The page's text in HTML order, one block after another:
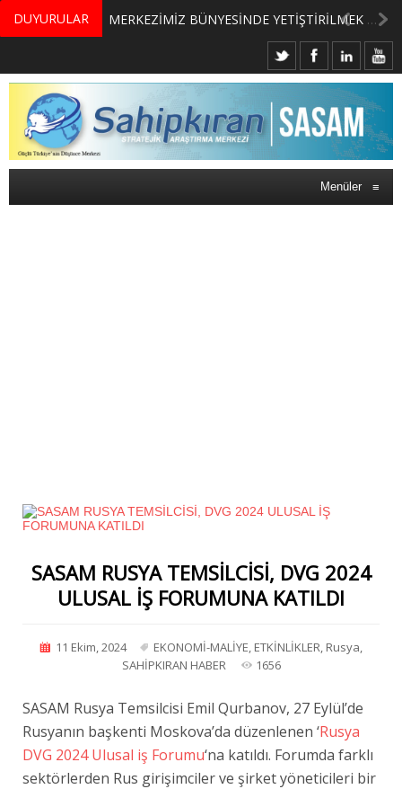
DUYURULAR MERKEZİMİZ BÜNYESİNDE YETİŞTİRİLMEK ÜZERE GÖNÜLLÜ ÜLKE MASASI UZMANI VE UZMAN ADAYLARI ARIYORUZ
Menüler ≡
SASAM RUSYA TEMSİLCİSİ, DVG 2024
ULUSAL İŞ FORUMUNA KATILDI
11 Ekim, 2024 EKONOMİ-MALİYE ETKİNLİKLER Rusya
SAHİPKIRAN HABER
1656
SASAM Rusya Temsilcisi Emil Qurbanov, 27 Eylül’de
Rusyanın başkenti Moskova’da düzenlenen ‘Rusya
DVG 2024 Ulusal iş Forumu‘na katıldı. Forumda farklı
sektörlerden Rus girişimciler ve şirket yöneticileri bir